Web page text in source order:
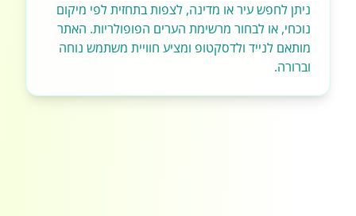
ניתן לחפש עיר או מדינה, לצפות בתחזית לפי מיקום
נוכחי, או לבחור מרשימת הערים הפופולריות. האתר
מותאם לנייד ולדסקטופ ומציע חוויית משתמש נוחה
וברורה.